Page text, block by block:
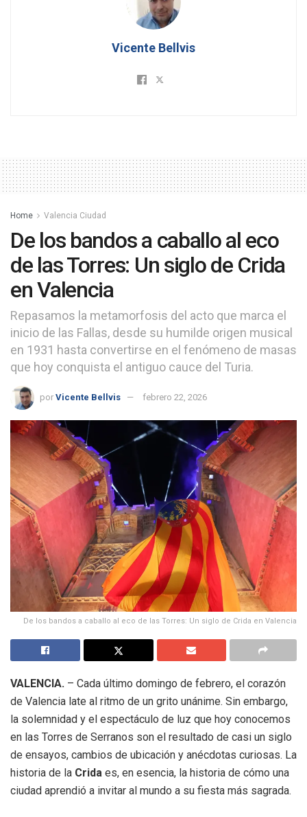
Vicente Bellvis
Home Valencia Ciudad
De los bandos a caballo al eco
de las Torres: Un siglo de Crida
en Valencia
Repasamos la metamorfosis del acto que marca el
inicio de las Fallas, desde su humilde origen musical
en 1931 hasta convertirse en el fenómeno de masas
que hoy conquista el antiguo cauce del Turia.
por Vicente Bellvis febrero 22, 2026
De los bandos a caballo al eco de las Torres: Un siglo de Crida en Valencia
VALENCIA. – Cada último domingo de febrero, el corazón
de Valencia late al ritmo de un grito unánime. Sin embargo,
la solemnidad y el espectáculo de luz que hoy conocemos
en las Torres de Serranos son el resultado de casi un siglo
de ensayos, cambios de ubicación y anécdotas curiosas. La
historia de la Crida es, en esencia, la historia de cómo una
ciudad aprendió a invitar al mundo a su fiesta más sagrada.